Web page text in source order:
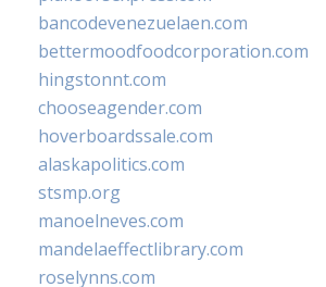
bancodevenezuelaen.com
bettermoodfoodcorporation.com
hingstonnt.com
chooseagender.com
hoverboardssale.com
alaskapolitics.com
stsmp.org
manoelneves.com
mandelaeffectlibrary.com
roselynns.com